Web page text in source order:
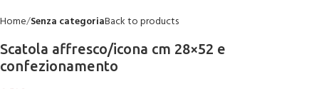
Home Senza categoriaBack to products
Scatola affresco/icona cm 28×52 e
confezionamento